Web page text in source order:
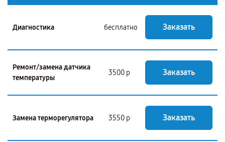
Диагностика бесплатно Заказать
Ремонт/замена датчика
температуры
3500 р Заказать
Замена терморегулятора 3550 р Заказать